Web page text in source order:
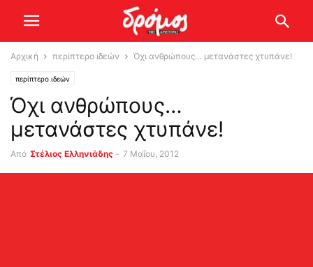
Αρχική περίπτερο ιδεών Όχι ανθρώπους… μετανάστες χτυπάνε!
περίπτερο ιδεών
Όχι ανθρώπους…
μετανάστες χτυπάνε!
Από Στέλιος Ελληνιάδης - 7 Μαΐου, 2012